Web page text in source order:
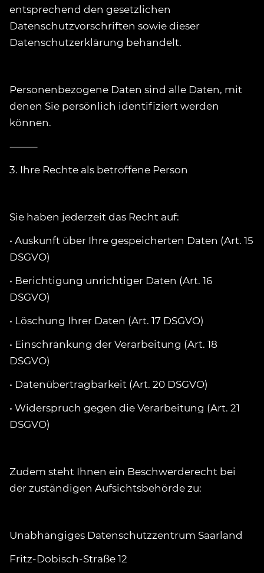
entsprechend den gesetzlichen
Datenschutzvorschriften sowie dieser
Datenschutzerklärung behandelt.
Personenbezogene Daten sind alle Daten, mit
denen Sie persönlich identifiziert werden
können.
⸻
3. Ihre Rechte als betroffene Person
Sie haben jederzeit das Recht auf:
• Auskunft über Ihre gespeicherten Daten (Art. 15
DSGVO)
• Berichtigung unrichtiger Daten (Art. 16
DSGVO)
• Löschung Ihrer Daten (Art. 17 DSGVO)
• Einschränkung der Verarbeitung (Art. 18
DSGVO)
• Datenübertragbarkeit (Art. 20 DSGVO)
• Widerspruch gegen die Verarbeitung (Art. 21
DSGVO)
Zudem steht Ihnen ein Beschwerderecht bei
der zuständigen Aufsichtsbehörde zu:
Unabhängiges Datenschutzzentrum Saarland
Fritz-Dobisch-Straße 12